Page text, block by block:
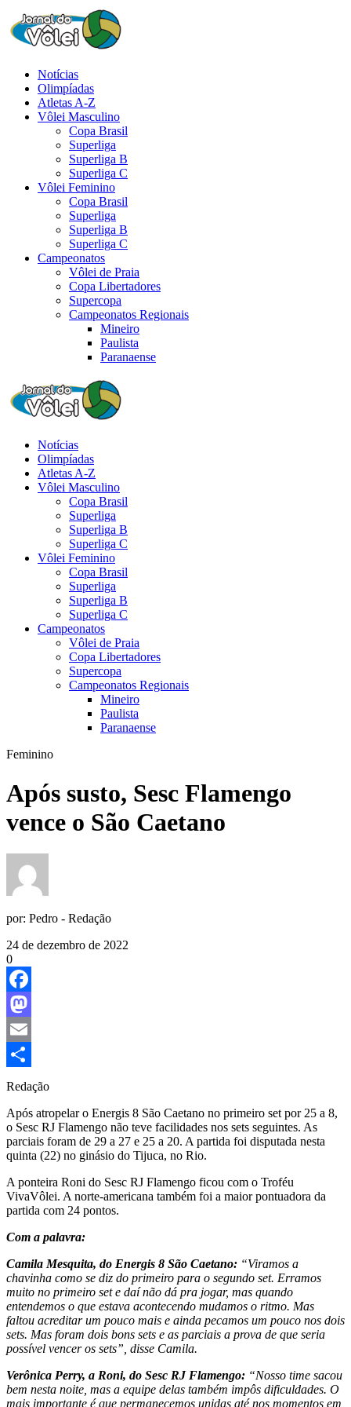
Notícias
Olimpíadas
Atletas A-Z
Vôlei Masculino
Copa Brasil
Superliga
Superliga B
Superliga C
Vôlei Feminino
Copa Brasil
Superliga
Superliga B
Superliga C
Campeonatos
Vôlei de Praia
Copa Libertadores
Supercopa
Campeonatos Regionais
Mineiro
Paulista
Paranaense
Notícias
Olimpíadas
Atletas A-Z
Vôlei Masculino
Copa Brasil
Superliga
Superliga B
Superliga C
Vôlei Feminino
Copa Brasil
Superliga
Superliga B
Superliga C
Campeonatos
Vôlei de Praia
Copa Libertadores
Supercopa
Campeonatos Regionais
Mineiro
Paulista
Paranaense
Feminino
Após susto, Sesc Flamengo
vence o São Caetano
por: Pedro - Redação
24 de dezembro de 2022
0
Facebook
Mastodon
Email
Share
Redação
Após atropelar o Energis 8 São Caetano no primeiro set por 25 a 8,
o Sesc RJ Flamengo não teve facilidades nos sets seguintes. As
parciais foram de 29 a 27 e 25 a 20. A partida foi disputada nesta
quinta (22) no ginásio do Tijuca, no Rio.
A ponteira Roni do Sesc RJ Flamengo ficou com o Troféu
VivaVôlei. A norte-americana também foi a maior pontuadora da
partida com 24 pontos.
Com a palavra:
Camila Mesquita, do Energis 8 São Caetano: “Viramos a
chavinha como se diz do primeiro para o segundo set. Erramos
muito no primeiro set e daí não dá pra jogar, mas quando
entendemos o que estava acontecendo mudamos o ritmo. Mas
faltou acreditar um pouco mais e ainda pecamos um pouco nos dois
sets. Mas foram dois bons sets e as parciais a prova de que seria
possível vencer os sets”, disse Camila.
Verônica Perry, a Roni, do Sesc RJ Flamengo: “Nosso time sacou
bem nesta noite, mas a equipe delas também impôs dificuldades. O
mais importante é que permanecemos unidas até nos momentos em